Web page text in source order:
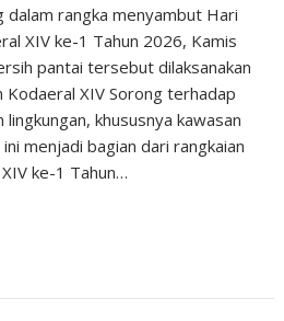
dalam rangka menyambut Hari
XIV ke-1 Tahun 2026, Kamis
pantai tersebut dilaksanakan
XIV Sorong terhadap
khususnya kawasan
menjadi bagian dari rangkaian
ke-1 Tahun…